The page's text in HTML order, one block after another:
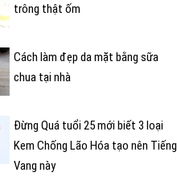
trông thật ốm
Cách làm đẹp da mặt bằng sữa
chua tại nhà
Đừng Quá tuổi 25 mới biết 3 loại
Kem Chống Lão Hóa tạo nên Tiếng
Vang này